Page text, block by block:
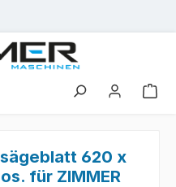
620 x
für ZIMMER